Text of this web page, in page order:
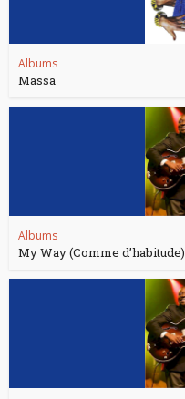
Albums
Massa
Albums
My Way (Comme d’habitude)